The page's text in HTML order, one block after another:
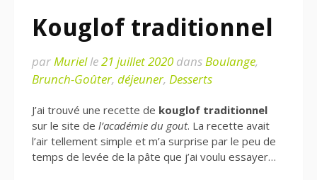
Kouglof traditionnel
parMurielle21 juillet 2020 dansBoulange,
Brunch-Goûter, déjeuner, Desserts
J’ai trouvé une recette de kouglof traditionnel
sur le site de l’académie du gout. La recette avait
l’air tellement simple et m’a surprise par le peu de
temps de levée de la pâte que j’ai voulu essayer…